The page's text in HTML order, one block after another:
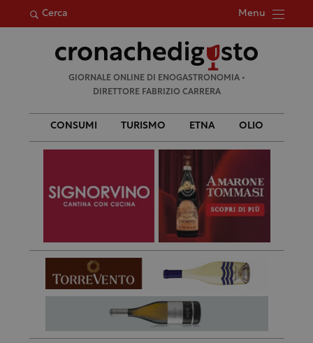
Cerca Menu
per:
GIORNALE ONLINE DI ENOGASTRONOMIA •
DIRETTORE FABRIZIO CARRERA
CONSUMI TURISMO ETNA OLIO